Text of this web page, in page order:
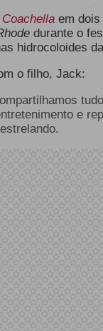
Coachellaem dois
durante o
hidrocoloides
o filho, Jack:
e